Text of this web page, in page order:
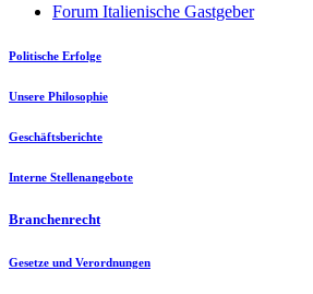
Forum Italienische Gastgeber
Politische Erfolge
Unsere Philosophie
Geschäftsberichte
Interne Stellenangebote
Branchenrecht
Gesetze und Verordnungen